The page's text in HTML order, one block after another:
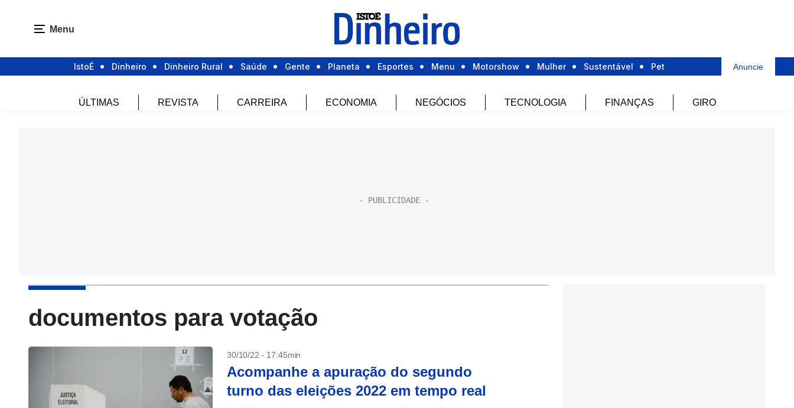
Menu
IstoÉ Dinheiro Dinheiro Rural Saúde Gente Planeta Esportes Menu Motorshow Mulher Sustentável Pet Anuncie
ÚLTIMAS REVISTA CARREIRA ECONOMIA NEGÓCIOS TECNOLOGIA FINANÇAS GIRO
documentos para votação
30/10/22 - 17:45min
Acompanhe a apuração do segundo
turno das eleições 2022 em tempo real